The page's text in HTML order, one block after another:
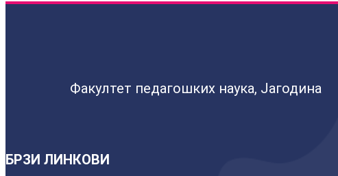
Факултет педагошких наука, Јагодина
БРЗИ ЛИНКОВИ